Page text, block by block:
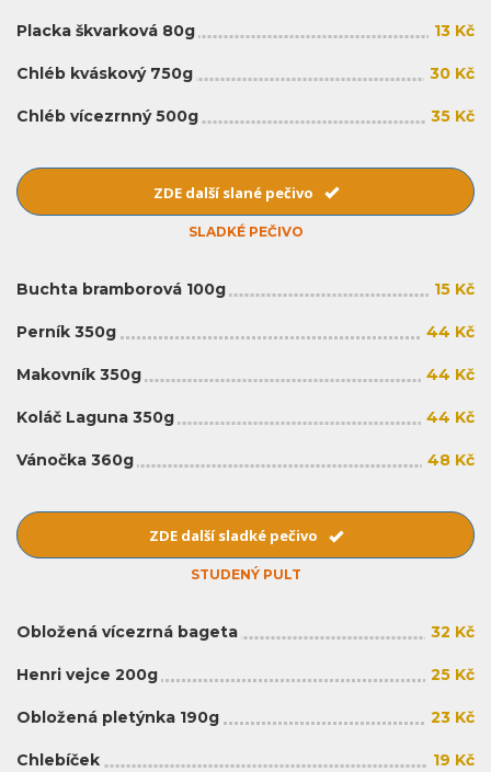
Placka škvarková 80g 13 Kč
Chléb kváskový 750g 30 Kč
Chléb vícezrnný 500g 35 Kč
ZDE další slané pečivo
SLADKÉ PEČIVO
Buchta bramborová 100g 15 Kč
Perník 350g 44 Kč
Makovník 350g 44 Kč
Koláč Laguna 350g 44 Kč
Vánočka 360g 48 Kč
ZDE další sladké pečivo
STUDENÝ PULT
Obložená vícezrná bageta 32 Kč
Henri vejce 200g 25 Kč
Obložená pletýnka 190g 23 Kč
Chlebíček 19 Kč